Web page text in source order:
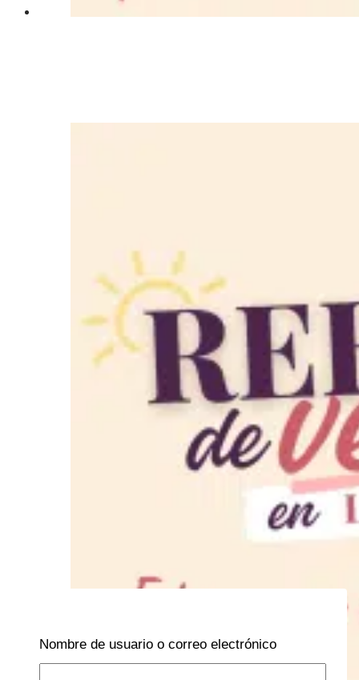
Nombre de usuario o correo electrónico